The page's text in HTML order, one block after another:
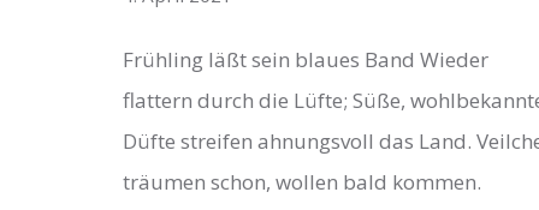
Frühling läßt sein blaues Band Wieder
flattern durch die Lüfte; Süße,
Düfte streifen ahnungsvoll das Land.
träumen schon, wollen bald kommen.